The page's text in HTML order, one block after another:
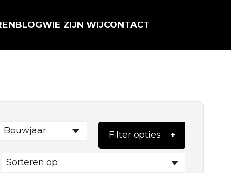
BLOGWIE ZIJN WIJCONTACT
Bouwjaar Filter opties
Sorteren op